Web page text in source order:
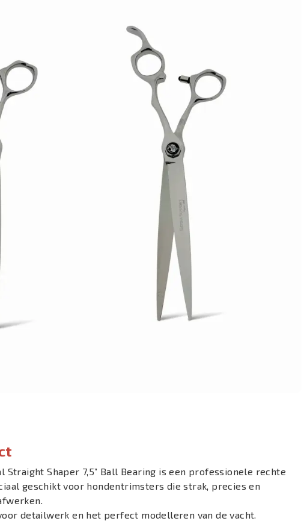
Straight Shaper 7,5” Ball Bearing is een professionele rechte
geschikt voor hondentrimsters die strak, precies en
detailwerk en het perfect modelleren van de vacht.